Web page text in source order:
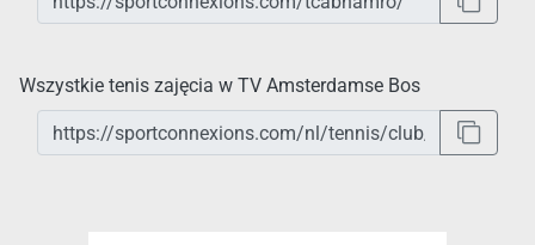
Wszystkie tenis zajęcia w TV Amsterdamse Bos